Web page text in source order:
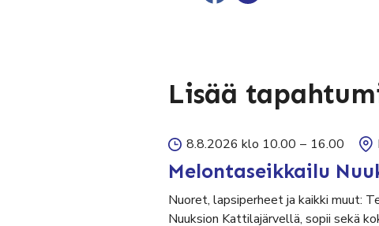
Lisää
8.8.2026 klo 10.00 – 16.00
Melontaseikkailu
Nuoret, lapsiperheet ja kaikki muut:
Nuuksion Kattilajärvellä, sopii sekä